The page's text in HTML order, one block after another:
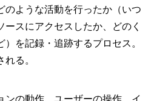
のような活動を行ったか（いつ
ースにアクセスしたか、どのく
を記録・追跡するプロセス。
る。
ンの動作、ユーザーの操作、イ